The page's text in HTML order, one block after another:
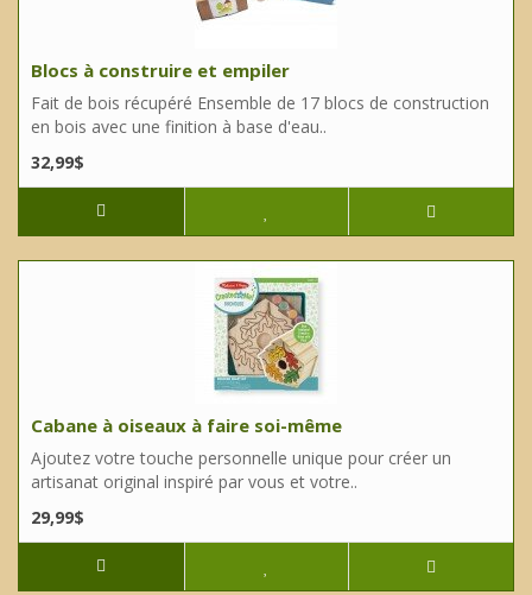
Blocs à construire et empiler
Fait de bois récupéré Ensemble de 17 blocs de construction
en bois avec une finition à base d'eau..
32,99$
Cabane à oiseaux à faire soi-même
Ajoutez votre touche personnelle unique pour créer un
artisanat original inspiré par vous et votre..
29,99$